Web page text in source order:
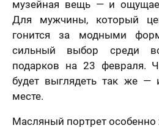
музейная вещь — и
Для мужчины, который
гонится за модными
сильный выбор среди
подарков на 23 февраля.
будет выглядеть так же
месте.
Масляный портрет особенно